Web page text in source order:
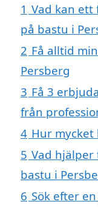
1 Vad kan ett
på bastu i
2 Få alltid
Persberg
3 Få 3
från
4 Hur mycket
5 Vad
bastu i
6 Sök efter